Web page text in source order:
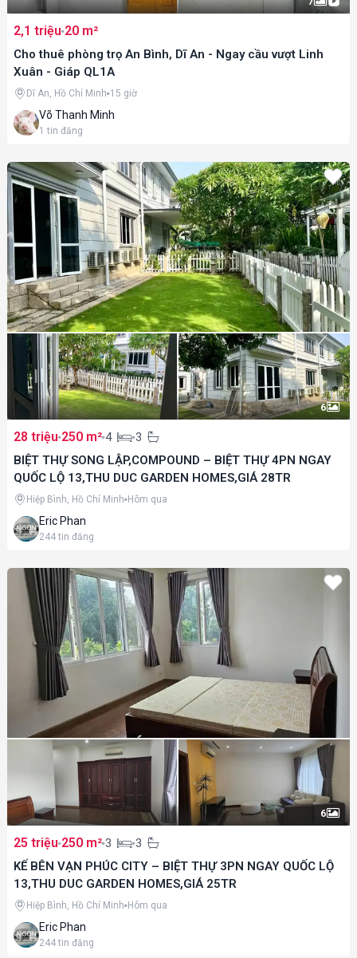
2,1 triệu 20 m²
Cho thuê phòng trọ An Bình, Dĩ An - Ngay cầu vượt Linh
Xuân - Giáp QL1A
Võ Thanh Minh
1 tin đăng
Dĩ An, Hồ Chí Minh 15 giờ
6
28 triệu 250 m² 4
3
BIỆT THỰ SONG LẬP,COMPOUND – BIỆT THỰ 4PN NGAY
QUỐC LỘ 13,THU DUC GARDEN HOMES,GIÁ 28TR
Eric Phan
244tin đăng
Hiệp Bình, Hồ Chí Minh Hôm qua
6
25 triệu 250 m² 3
3
KẾ BÊN VẠN PHÚC CITY – BIỆT THỰ 3PN NGAY QUỐC LỘ
13,THU DUC GARDEN HOMES,GIÁ 25TR
Eric Phan
244tin đăng
Hiệp Bình, Hồ Chí Minh Hôm qua